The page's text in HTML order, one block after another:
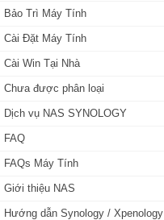
Bảo Trì Máy Tính
Cài Đặt Máy Tính
Cài Win Tại Nhà
Chưa được phân loại
Dịch vụ NAS SYNOLOGY
FAQ
FAQs Máy Tính
Giới thiệu NAS
Hướng dẫn Synology / Xpenology